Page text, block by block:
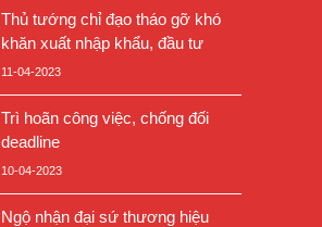
Thủ tướng chỉ đạo tháo gỡ khó
khăn xuất nhập khẩu, đầu tư
11-04-2023
Trì hoãn công việc, chống đối
deadline
10-04-2023
Ngộ nhận đại sứ thương hiệu